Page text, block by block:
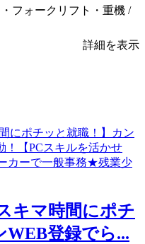
フォークリフト・重機 /
詳細を表示
キマ時間にポチ
WEB登録でら...